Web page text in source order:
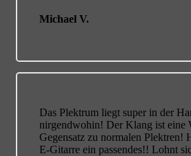
Michael V.
Das Plektrum liegt super in der
nirgendwohin! Der Klang ist eine
Gegensatz zu normalen Plektren!
E-Gitarre ein passendes!! Lohnt